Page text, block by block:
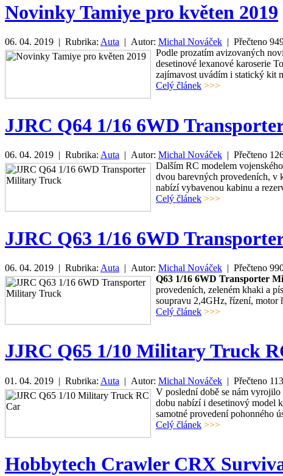
Novinky Tamiye pro květen 2019
06. 04. 2019 | Rubrika: Auta | Autor: Michal Nováček | Přečteno
Podle prozatím avizovaných
desetinové lexanové karoserie
zajímavost uvádím i statický kit
Celý článek >>>
JJRC Q64 1/16 6WD
06. 04. 2019 | Rubrika: Auta | Autor: Michal Nováček | Přečteno
Dalším RC modelem
dvou barevných provedeních, v
nabízí vybavenou kabinu a
Celý článek >>>
JJRC Q63 1/16 6WD
06. 04. 2019 | Rubrika: Auta | Autor: Michal Nováček | Přečteno
Q63 1/16 6WD Transporter
provedeních, zeleném khaki a
soupravu 2,4GHz, řízení, motor
Celý článek >>>
JJRC Q65 1/10 Military Truck
01. 04. 2019 | Rubrika: Auta | Autor: Michal Nováček | Přečteno
V poslední době se nám
dobu nabízí i desetinový model
samotné provedení pohonného
Celý článek >>>
Hobbytech Crawler CRX